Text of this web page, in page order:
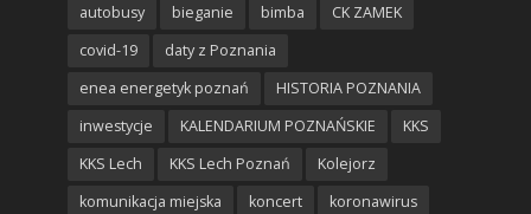
autobusy bieganie bimba
CK ZAMEK
covid-19
daty z Poznania
enea energetyk poznań
HISTORIA POZNANIA
inwestycje
KALENDARIUM POZNAŃSKIE
KKS
KKS Lech
KKS Lech Poznań
Kolejorz
komunikacja miejska
koncert
koronawirus